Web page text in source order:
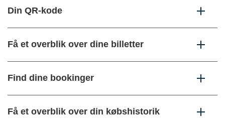
Din QR-kode
Få et overblik over dine billetter
Find dine bookinger
Få et overblik over din købshistorik